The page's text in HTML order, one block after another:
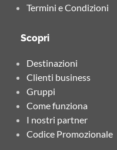
Termini e Condizioni
Scopri
Destinazioni
Clienti business
Gruppi
Come funziona
I nostri partner
Codice Promozionale